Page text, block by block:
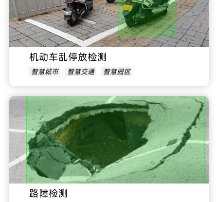
机动车乱停放检测
智慧城市 智慧交通 智慧园区
路障检测